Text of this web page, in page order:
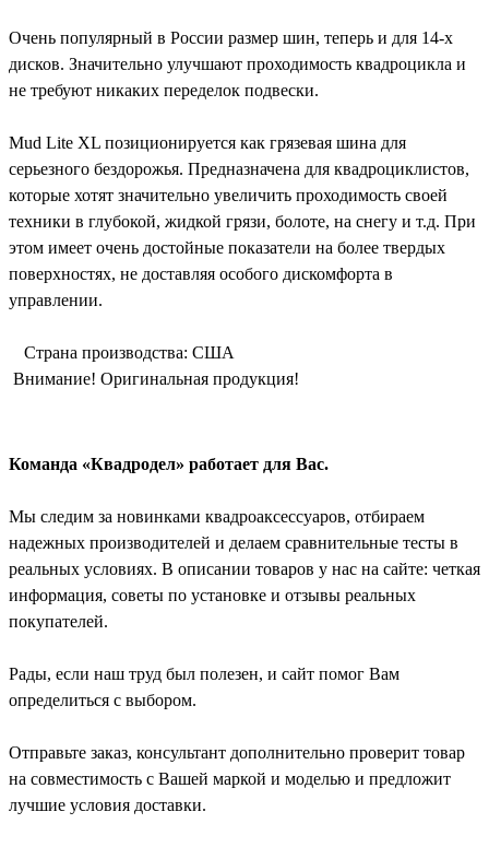
Очень популярный в России размер шин, теперь и для 14-х
дисков. Значительно улучшают проходимость квадроцикла и
не требуют никаких переделок подвески.
Mud Lite XL позиционируется как грязевая шина для
серьезного бездорожья. Предназначена для квадроциклистов,
которые хотят значительно увеличить проходимость своей
техники в глубокой, жидкой грязи, болоте, на снегу и т.д. При
этом имеет очень достойные показатели на более твердых
поверхностях, не доставляя особого дискомфорта в
управлении.
Страна производства: CША
Внимание! Оригинальная продукция!
Команда «Квадродел» работает для Вас.
Мы следим за новинками квадроаксессуаров, отбираем
надежных производителей и делаем сравнительные тесты в
реальных условиях. В описании товаров у нас на сайте: четкая
информация, советы по установке и отзывы реальных
покупателей.
Рады, если наш труд был полезен, и сайт помог Вам
определиться с выбором.
Отправьте заказ, консультант дополнительно проверит товар
на совместимость с Вашей маркой и моделью и предложит
лучшие условия доставки.